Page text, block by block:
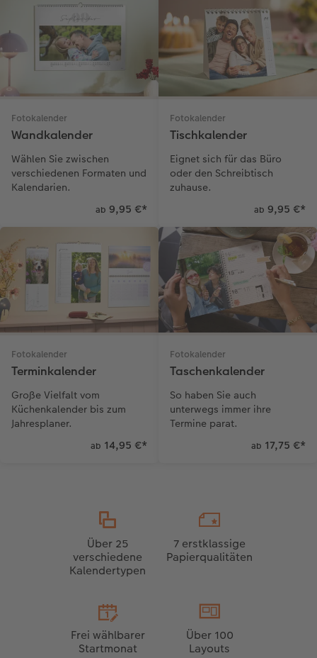
CEWE myPhotos
Gestaltungsideen
Inspiration
Neuheiten
Aktionen
CEWE myPhotos
Neuheiten
Extras
Wandgestaltung
Mehrteiler
Neuheiten
Extras
Aktionen
Karte mit Einsteckfoto
Einzelkarten
CEWE myPhotos
Neuheiten
Aktionen
Kundenbeispiele
CEWE Geschenkgutschein
Neuheiten
Aktionen
Fotokalender
Wandkalender
Wählen Sie zwischen
verschiedenen Formaten und
Kalendarien.
ab 9,95 €*
Fotokalender
Tischkalender
Eignet sich für das Büro
oder den Schreibtisch
zuhause.
ab 9,95 €*
Fotokalender
Terminkalender
Große Vielfalt vom
Küchenkalender bis zum
Jahresplaner.
ab 14,95 €*
Fotokalender
Taschenkalender
So haben Sie auch
unterwegs immer ihre
Termine parat.
ab 17,75 €*
Über 25
verschiedene
Kalendertypen
7 erstklassige
Papierqualitäten
Frei wählbarer
Startmonat
Über 100
Layouts